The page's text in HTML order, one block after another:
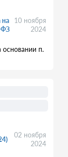
на
ФЗ
10 ноября
2024
основании п.
02 ноября
2024